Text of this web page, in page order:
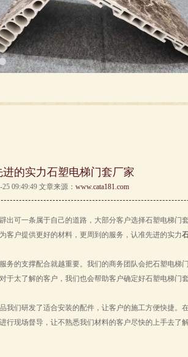
进的实力石塑电梯门套厂家
25 09:49:49 文章来源： www.cata181.com
出可一条属于自己的道路，大部分客户选择石塑电梯门
客户提供更好的材料，更周到的服务，认准先进的实力
务的支撑配合就越重要。我们的商务团队会把石塑电梯
太了解的客户，我们也会帮助客户确定好石塑电梯门套
我们研发了适合安装的配件，让客户的施工方便快捷。
行现场督导，让不熟悉我们材料的客户尽快的上手去了